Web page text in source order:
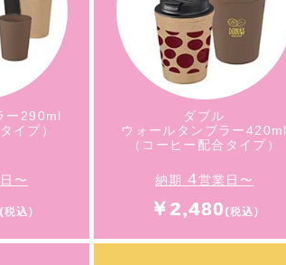
）
DTF印刷
（フチなし熱転写）
ー290ml
イプ）
〜
ダブル
ウォールタンブラー420ml
（コーヒー配合タイプ）
納期4営業日〜
￥2,480